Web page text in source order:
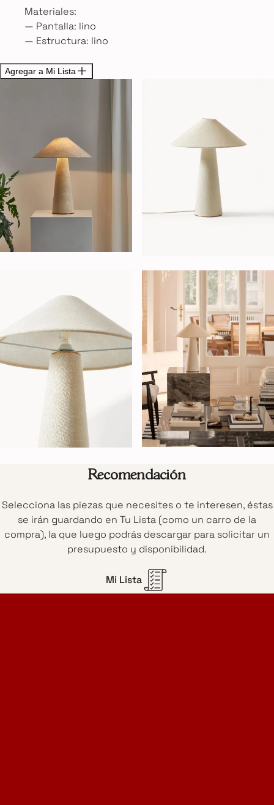
Materiales:
— Pantalla: lino
— Estructura: lino
Agregar a Mi Lista
Recomendación
Selecciona las piezas que necesites o te interesen, éstas
se irán guardando en Tu Lista (como un carro de la
compra), la que luego podrás descargar para solicitar un
presupuesto y disponibilidad.
Mi Lista